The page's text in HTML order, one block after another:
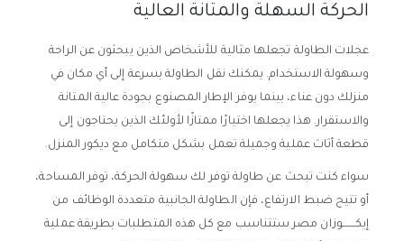
الحركة السهلة والمتانة العالية
عجلات الطاولة تجعلها مثالية للأشخاص الذين يبحثون عن الراحة
وسهولة الاستخدام. يمكنك نقل الطاولة بسرعة إلى أي مكان في
منزلك دون عناء، بينما يوفر الإطار المصنوع بجودة عالية المتانة
والاستقرار. هذا يجعلها اختيارًا ممتازًا لأولئك الذين يحتاجون إلى
قطعة أثاث عملية وجميلة تعمل بشكل متكامل مع ديكور المنزل.
سواء كنت تبحث عن طاولة توفر لك سهولة الحركة، توفر المساحة،
أو تتيح ضبط الارتفاع، فإن الطاولة الجانبية متعددة الوظائف من
إيكـــــــوزان مصر ستتناسب مع كل هذه المتطلبات بطريقة عملية